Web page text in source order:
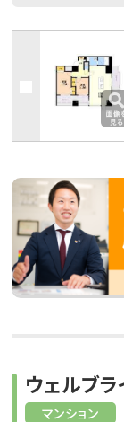
マンション
ウェルブ